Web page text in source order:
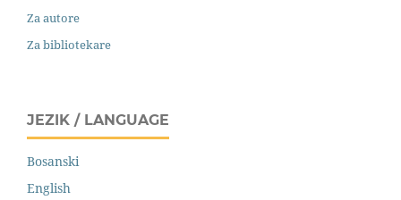
Za autore
Za bibliotekare
JEZIK / LANGUAGE
Bosanski
English